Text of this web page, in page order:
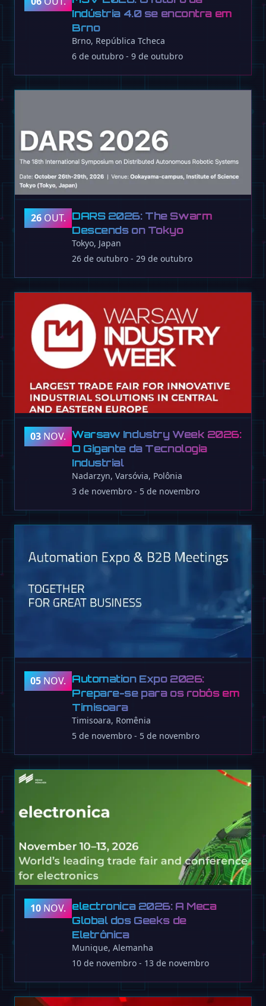
Indústria 4.0 se encontra em
Brno
Brno, República Tcheca
6 de outubro - 9 de outubro
26OUT. DARS 2026: The Swarm
Descends on Tokyo
Tokyo, Japan
26 de outubro - 29 de outubro
03NOV. Warsaw Industry Week 2026:
O Gigante da Tecnologia
Industrial
Nadarzyn, Varsóvia, Polônia
3 de novembro - 5 de novembro
05NOV. Automation Expo 2026:
Prepare-se para os robôs em
Timisoara
Timisoara, Romênia
5 de novembro - 5 de novembro
10NOV. electronica 2026: A Meca
Global dos Geeks de
Eletrônica
Munique, Alemanha
10 de novembro - 13 de novembro